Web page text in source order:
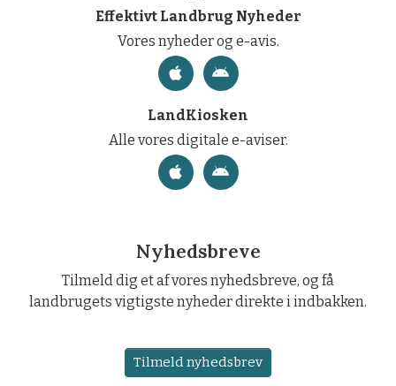
Effektivt Landbrug Nyheder
Vores nyheder og e-avis.
LandKiosken
Alle vores digitale e-aviser.
Nyhedsbreve
Tilmeld dig et af vores nyhedsbreve, og få
landbrugets vigtigste nyheder direkte i indbakken.
Tilmeld nyhedsbrev